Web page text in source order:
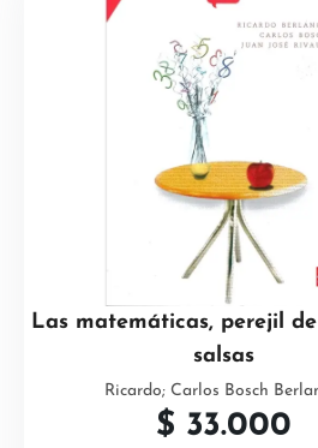
Las matemáticas, perejil
salsas
Ricardo; Carlos Bosch
$ 33.000